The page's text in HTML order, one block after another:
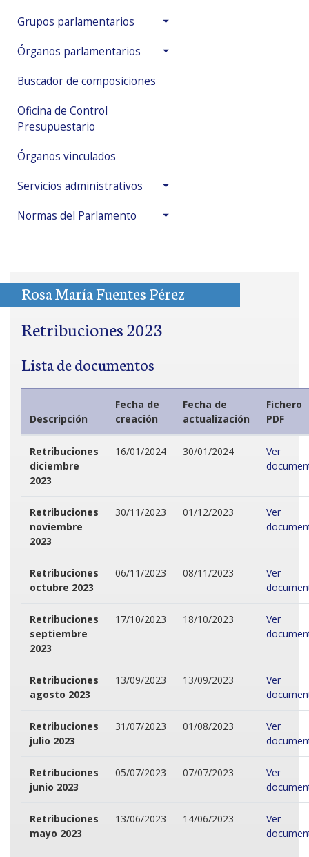
Grupos parlamentarios
Órganos parlamentarios
Buscador de composiciones
Oficina de Control
Presupuestario
Órganos vinculados
Servicios administrativos
Normas del Parlamento
Rosa María Fuentes Pérez
Retribuciones 2023
Lista de documentos
Descripción
Fecha de
creación
Fecha de
actualización
Fichero
PDF
Retribuciones
diciembre
2023
16/01/2024 30/01/2024
Ver
Retribuciones
noviembre
2023
30/11/2023 01/12/2023
Ver
Retribuciones
octubre 2023
06/11/2023 08/11/2023
Ver
Retribuciones
septiembre
2023
17/10/2023 18/10/2023
Ver
Retribuciones
agosto 2023
13/09/2023 13/09/2023
Ver
Retribuciones
julio 2023
31/07/2023 01/08/2023
Ver
Retribuciones
junio 2023
05/07/2023 07/07/2023
Ver
Retribuciones
mayo 2023
13/06/2023 14/06/2023
Ver